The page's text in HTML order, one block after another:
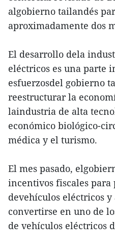
algobierno tailandés
aproximadamente dos
El desarrollo dela
eléctricos es una parte
esfuerzosdel gobierno
reestructurar la
laindustria de alta
económico biológico-
médica y el turismo.
El mes pasado,
incentivos fiscales para
devehículos eléctricos
convertirse en uno de
de vehículos eléctricos